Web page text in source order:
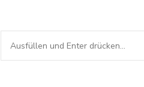
Suchst
du